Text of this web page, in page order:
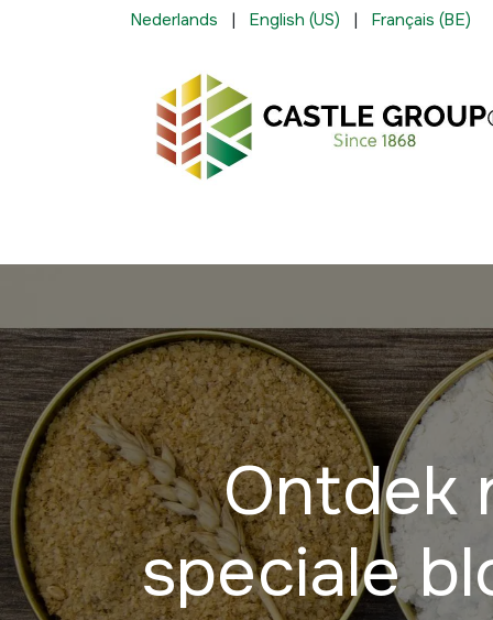
Overslaan naar inhoud
Nederlands | English (US) | Français (BE)
Ontdek
speciale